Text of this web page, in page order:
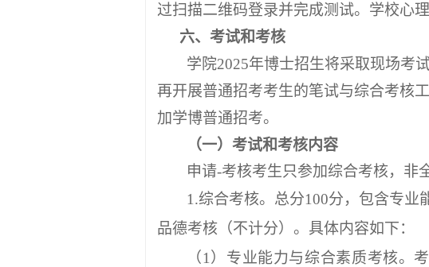
过扫描二维码登录并完成测试。学校心
六、考试和考核
学院2025年博士招生将采取现场考
再开展普通招考考生的笔试与综合考核
加学博普通招考。
（一）考试和考核内容
申请-考核考生只参加综合考核， 非
1.综合考核。总分100分，包含专业
品德考核（不计分）。具体内容如下：
（1） 专业能力与综合素质考核。